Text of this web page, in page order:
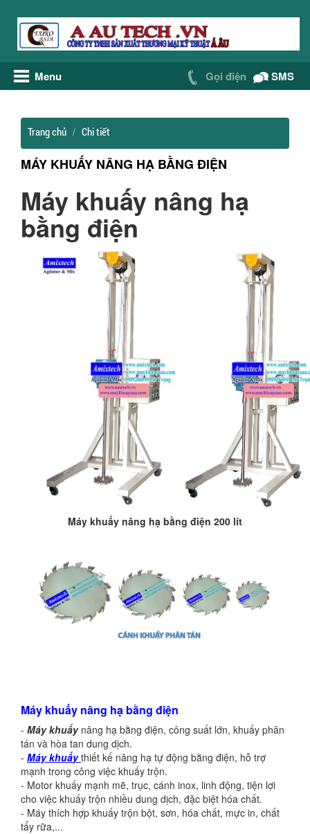
Menu Gọi điện SMS
Trang chủ Chi tiết
MÁY KHUẤY NÂNG HẠ BẰNG ĐIỆN
Máy khuấy nâng hạ
bằng điện
Máy khuấy nâng hạ bằng điện 200 lít
Máy khuấy nâng hạ bằng điện
- Máy khuấynâng hạ bằng điện, công suất lớn, khuấy phân
tán và hòa tan dung dịch.
- Máy khuấy thiết kế nâng hạ tự động bằng điện, hỗ trợ
mạnh trong công việc khuấy trộn.
- Motor khuấy mạnh mẽ, trục, cánh inox, linh động, tiện lợi
cho việc khuấy trộn nhiều dung dịch, đặc biệt hóa chất.
- Máy thích hợp khuấy trộn bột, sơn, hóa chất, mực in, chất
tẩy rữa,...